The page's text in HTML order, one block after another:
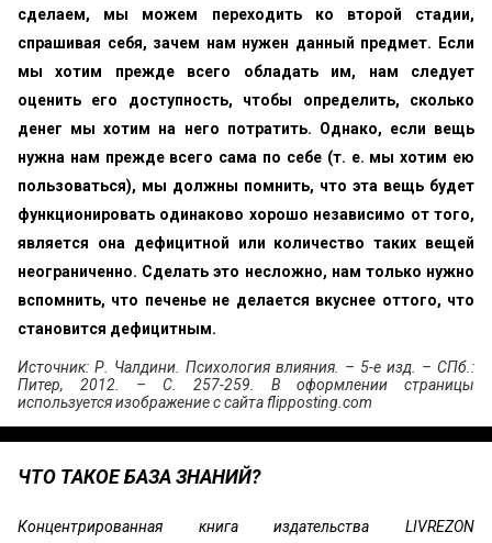
сделаем, мы можем переходить ко второй стадии,
спрашивая себя, зачем нам нужен данный предмет. Если
мы хотим прежде всего обладать им, нам следует
оценить его доступность, чтобы определить, сколько
денег мы хотим на него потратить. Однако, если вещь
нужна нам прежде всего сама по себе (т. е. мы хотим ею
пользоваться), мы должны помнить, что эта вещь будет
функционировать одинаково хорошо независимо от того,
является она дефицитной или количество таких вещей
неограниченно. Сделать это несложно, нам только нужно
вспомнить, что печенье не делается вкуснее оттого, что
становится дефицитным.
Источник: Р. Чалдини. Психология влияния. – 5-е изд. – СПб.:
Питер, 2012. – С. 257-259. В оформлении страницы
используется изображение с сайта flipposting.com
ЧТО ТАКОЕ БАЗА ЗНАНИЙ?
Концентрированная книга издательства LIVREZON